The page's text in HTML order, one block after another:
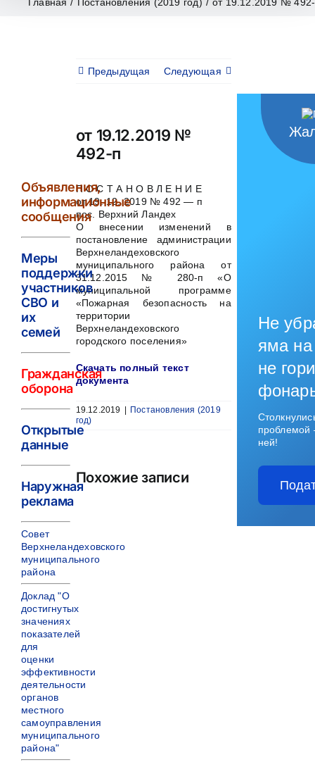
Предыдущая Следующая
от 19.12.2019 №
492-п
П О С Т А Н О В Л Е Н И Е
от 19. 12. 2019 № 492 — п
пос. Верхний Ландех
О внесении изменений в
постановление администрации
Верхнеландеховского
муниципального района от
31.12.2015 № 280-п «О
муниципальной программе
«Пожарная безопасность на
территории
Верхнеландеховского
городского поселения»
Скачать полный текст
документа
19.12.2019
Постановления (2019
год)
Похожие записи
Объявления,
информационные
сообщения
Меры
поддержки
участников
СВО и
их
семей
Гражданская
оборона
Открытые
данные
Наружная
реклама
Совет
Верхнеландеховского
муниципального
района
Доклад "О
достигнутых
значениях
показателей
для
оценки
эффективности
деятельности
органов
местного
самоуправления
муниципального
района"
Не
яма на
не
ней!